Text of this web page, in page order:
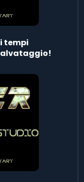
tempi